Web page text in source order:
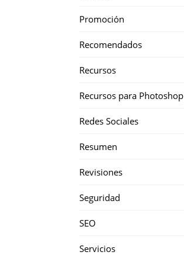
Promoción
Recomendados
Recursos
Recursos para Photoshop
Redes Sociales
Resumen
Revisiones
Seguridad
SEO
Servicios